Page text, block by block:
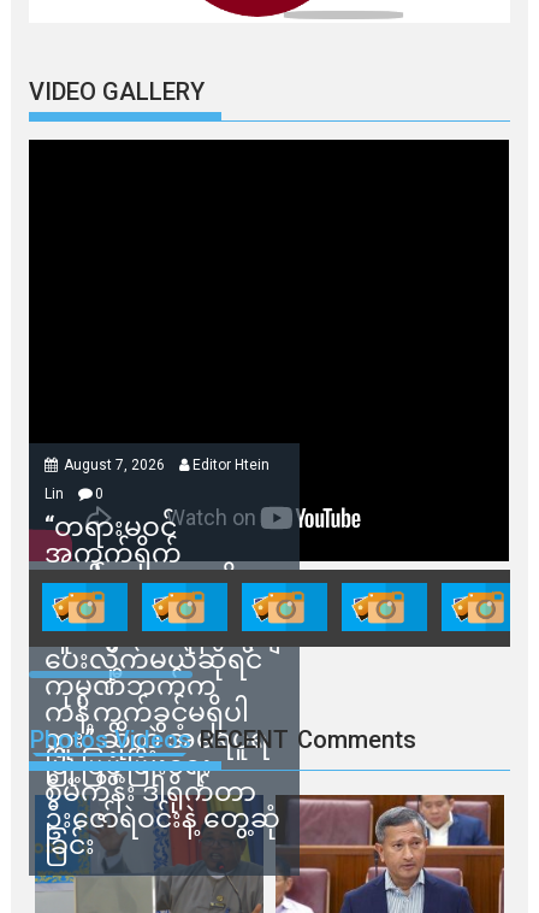
VIDEO GALLERY
August 7, 2026
Editor Htein
Lin
0
“တရားမဝင်
အကွက်ရိုက်
ရောင်းချမှုတွေကို
သက်ဆိုင်ရာတာဝန်ရှိ
သူတွေက ဂရန်တွေချ
ပေးလိုက်မယ်ဆိုရင်
ကုမ္ပဏီဘက်က
ကန့်ကွက်ခွင့်မရှိပါ
ဘူး” ဆိုတဲ့ အမရပူရ
မြို့ပြဖွံ့ဖြိုးရေး
စီမံကိန်း ဒါရိုက်တာ
ဦးဇော်ရဲဝင်းနဲ့ တွေ့ဆုံ
ခြင်း
Photos Videos RECENT Comments